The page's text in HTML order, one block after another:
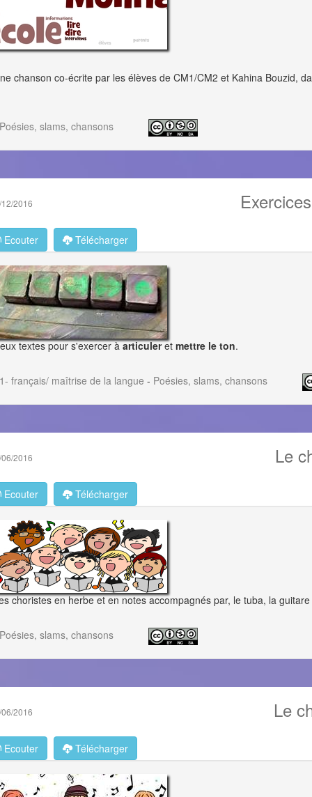
chanson co-écrite par les élèves de CM1/CM2 et Kahina Bouzid,
Poésies, slams, chansons
2016
Ecouter Télécharger
textes pour s'exercer àarticuleret mettre le ton.
1- français/ maîtrise de la langue - Poésies, slams, chansons
2016 Le
Ecouter Télécharger
choristes en herbe et en notes accompagnés par, le tuba, la
Poésies, slams, chansons
2016 Le
Ecouter Télécharger